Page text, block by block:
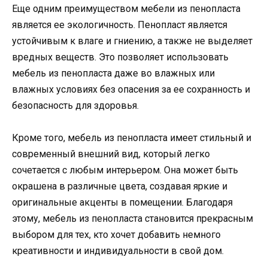
Еще одним преимуществом мебели из пенопласта
является ее экологичность. Пенопласт является
устойчивым к влаге и гниению, а также не выделяет
вредных веществ. Это позволяет использовать
мебель из пенопласта даже во влажных или
влажных условиях без опасения за ее сохранность и
безопасность для здоровья.
Кроме того, мебель из пенопласта имеет стильный и
современный внешний вид, который легко
сочетается с любым интерьером. Она может быть
окрашена в различные цвета, создавая яркие и
оригинальные акценты в помещении. Благодаря
этому, мебель из пенопласта становится прекрасным
выбором для тех, кто хочет добавить немного
креативности и индивидуальности в свой дом.